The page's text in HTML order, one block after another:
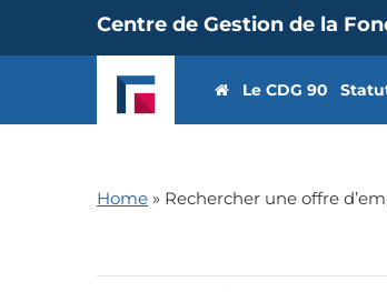
Centre de Gestion de la
Le CDG 90
Home » Rechercher une offre